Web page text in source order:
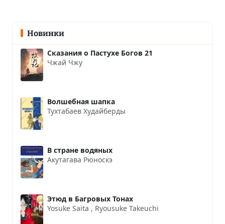
Новинки
Сказания о Пастухе Богов 21
Чжай Чжу
Волшебная шапка
Тухтабаев Худайберды
В стране водяных
Акутагава Рюноскэ
Этюд в Багровых Тонах
Yosuke Saita , Ryousuke Takeuchi